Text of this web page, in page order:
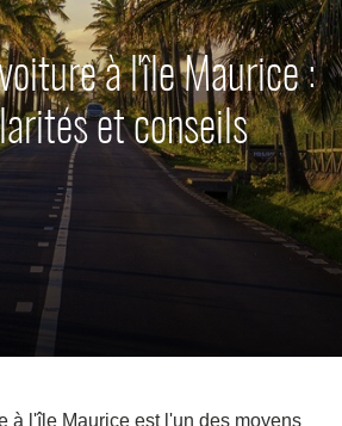
à l'île Maurice :
et conseils
à l'île Maurice est l'un des moyens